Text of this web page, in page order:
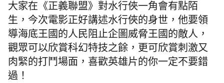
大家在《正義聯盟》對水行俠一角會有點陌
生，今次電影正好講述水行俠的身世，他要領
導海底王國的人民阻止企圖威脅王國的敵人，
觀眾可以欣賞科幻特技之餘，更可欣賞刺激又
肉緊的打鬥場面，喜歡英雄片的你一定不要錯
過！